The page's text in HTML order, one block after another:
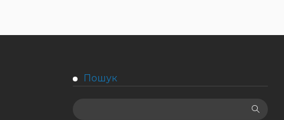
Пошук